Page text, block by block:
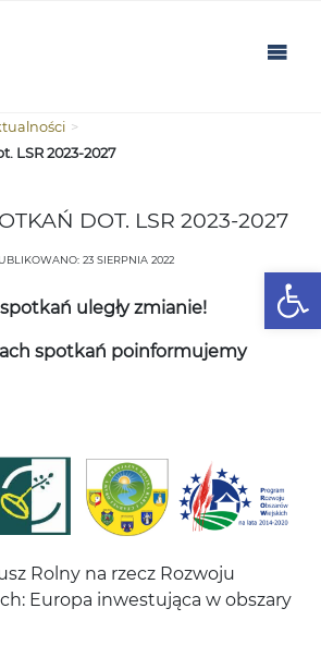
>
LSR 2023-2027
DOT. LSR 2023-2027
23 SIERPNIA 2022
uległy zmianie!
spotkań poinformujemy
Rolny na rzecz Rozwoju
Europa inwestująca w obszary